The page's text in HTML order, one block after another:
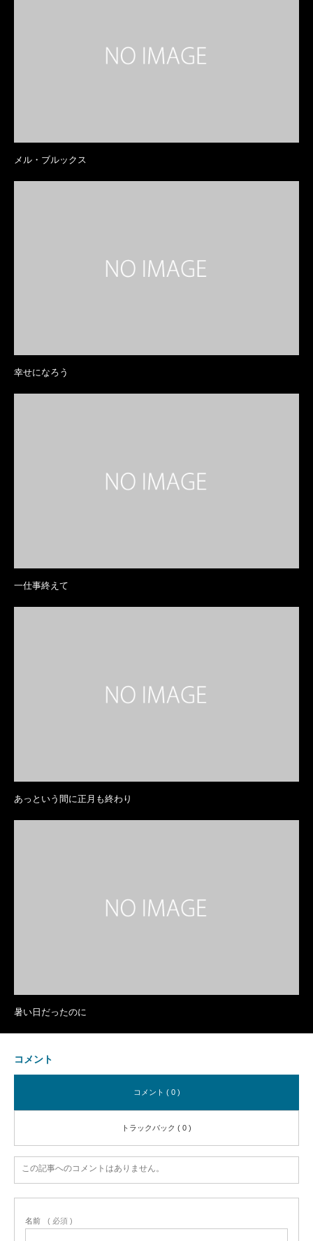
メル・ブルックス
幸せになろう
一仕事終えて
あっという間に正月も終わり
暑い日だったのに
コメント
コメント ( 0 )
トラックバック ( 0 )
この記事へのコメントはありません。
名前 ( 必須 )